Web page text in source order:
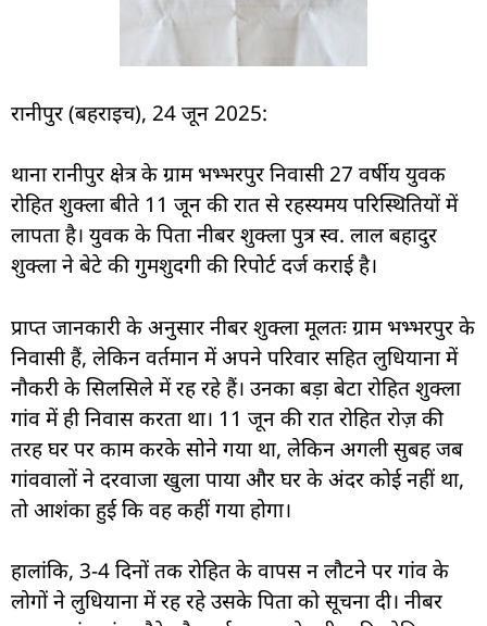
रानीपुर (बहराइच), 24 जून 2025:
थाना रानीपुर क्षेत्र के ग्राम भभ्भरपुर निवासी 27 वर्षीय युवक
रोहित शुक्ला बीते 11 जून की रात से रहस्यमय परिस्थितियों में
लापता है। युवक के पिता नीबर शुक्ला पुत्र स्व. लाल बहादुर
शुक्ला ने बेटे की गुमशुदगी की रिपोर्ट दर्ज कराई है।
प्राप्त जानकारी के अनुसार नीबर शुक्ला मूलतः ग्राम भभ्भरपुर के
निवासी हैं, लेकिन वर्तमान में अपने परिवार सहित लुधियाना में
नौकरी के सिलसिले में रह रहे हैं। उनका बड़ा बेटा रोहित शुक्ला
गांव में ही निवास करता था। 11 जून की रात रोहित रोज़ की
तरह घर पर काम करके सोने गया था, लेकिन अगली सुबह जब
गांववालों ने दरवाजा खुला पाया और घर के अंदर कोई नहीं था,
तो आशंका हुई कि वह कहीं गया होगा।
हालांकि, 3-4 दिनों तक रोहित के वापस न लौटने पर गांव के
लोगों ने लुधियाना में रह रहे उसके पिता को सूचना दी। नीबर